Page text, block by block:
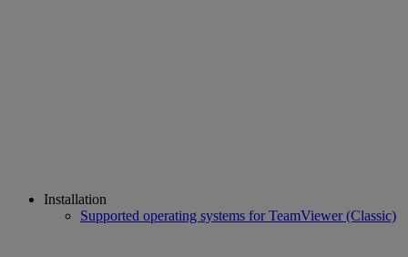
Installation
Supported operating systems for TeamViewer (Classic)